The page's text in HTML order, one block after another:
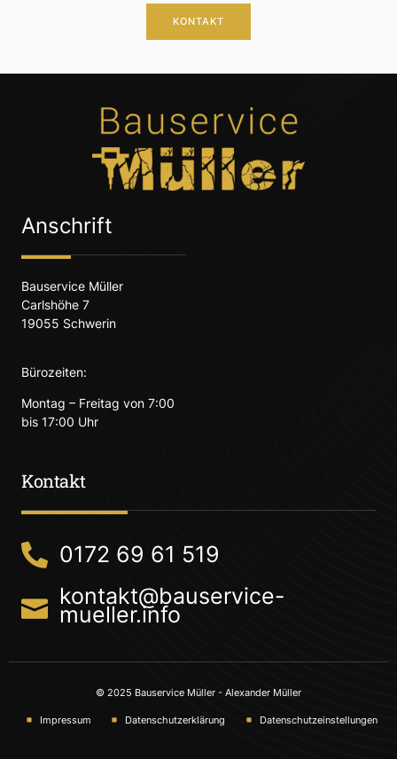
KONTAKT
Anschrift
Bauservice Müller
Carlshöhe 7
19055 Schwerin
Bürozeiten:
Montag – Freitag von 7:00
bis 17:00 Uhr
Kontakt
0172 69 61 519
kontakt@bauservice-
mueller.info
© 2025 Bauservice Müller - Alexander Müller
Impressum Datenschutzerklärung Datenschutzeinstellungen